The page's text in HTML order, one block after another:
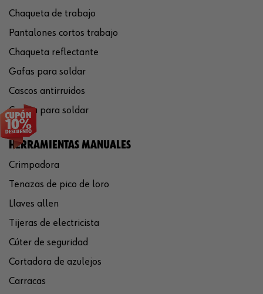
Chaqueta de trabajo
Pantalones cortos trabajo
Chaqueta reflectante
Gafas para soldar
Cascos antirruidos
Careta para soldar
HERRAMIENTAS MANUALES
Crimpadora
Tenazas de pico de loro
Llaves allen
Tijeras de electricista
Cúter de seguridad
Cortadora de azulejos
Carracas